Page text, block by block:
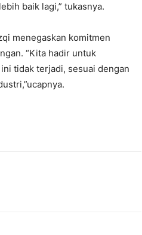
baik lagi,” tukasnya.
menegaskan komitmen
“Kita hadir untuk
tidak terjadi, sesuai dengan